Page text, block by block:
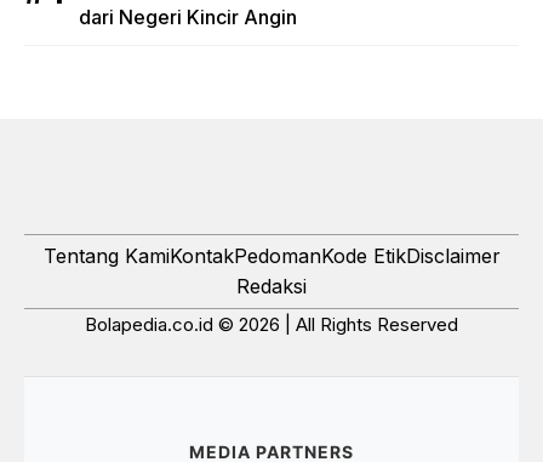
dari Negeri Kincir Angin
Tentang KamiKontakPedomanKode EtikDisclaimer
Redaksi
Bolapedia.co.id © 2026 | All Rights Reserved
MEDIA PARTNERS